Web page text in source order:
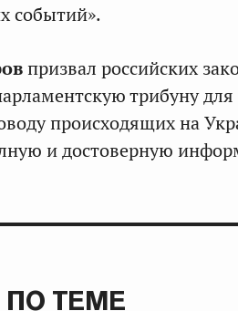
событий».
призвал российских
трибуну
происходящих на
и достоверную
ТЕМЕ